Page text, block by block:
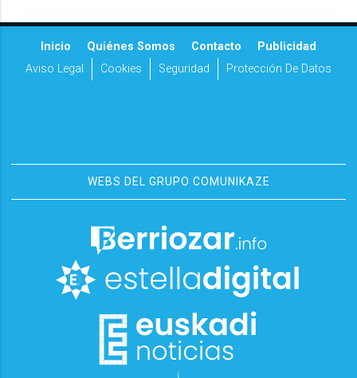
Inicio Quiénes Somos Contacto
Publicidad
Aviso Legal
Cookies Seguridad Protección De Datos
WEBS DEL GRUPO COMUNIKAZE